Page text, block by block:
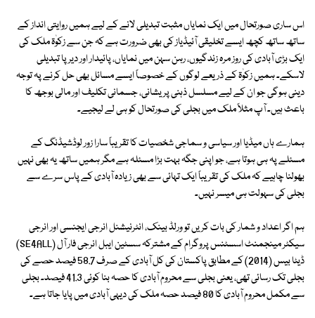
اس ساری صورتحال میں ایک نمایاں مثبت تبدیلی لانے کے لیے ہمیں روایتی انداز کے
ساتھ ساتھ کچھ ایسے تخلیقی آئیڈیاز کی بھی ضرورت ہے کہ جن سے زکوٰۃ ملک کی
ایک بڑی آبادی کی روز مرہ زندگیوں، رہن سہن میں نمایاں، پائیدار اور دیرپا تبدیلی
لاسکے۔ ہمیں زکوٰۃ کے ذریعے لوگوں کے خصوصاً ایسے مسائل بھی حل کرنے پہ توجہ
دینی ہوگی جو ان کے لیے مسلسل ذہنی پریشانی، جسمانی تکلیف اور مالی بوجھ کا
باعث ہیں۔ آپ مثلاً ملک میں بجلی کی صورتحال کو ہی لے لیجیے۔
ہمارے ہاں میڈیا اور سیاسی و سماجی شخصیات کا تقریباً سارا زور لوڈشیڈنگ کے
مسئلے پہ ہی ہوتا ہے، جو اپنی جگہ بہت بڑا مسئلہ ہے مگر ہمیں ساتھ یہ بھی نہیں
بھولنا چاہیے کہ ملک کی تقریباً ایک تہائی سے بھی زیادہ آبادی کے پاس سرے سے
بجلی کی سہولت ہی میسر نہیں۔
ہم اگر اعداد و شمار کی بات کریں تو ورلڈ بینک، انٹرنیشنل انرجی ایجنسی اور انرجی
سیکٹر مینجمنٹ اسسٹنس پروگرام کے مشترکہ سسٹین ایبل انرجی فار آل (SE4ALL)
ڈیٹا بیس (2014) کے مطابق پاکستان کی کل آبادی کے صرف 58.7 فیصد حصے کی
بجلی تک رسائی تھی، یعنی بجلی سے محروم آبادی کا حصہ بنا کوئی 41.3 فیصد۔ بجلی
سے مکمل محروم آبادی کا 80 فیصد حصہ ملک کی دیہی آبادی میں پایا جاتا ہے۔